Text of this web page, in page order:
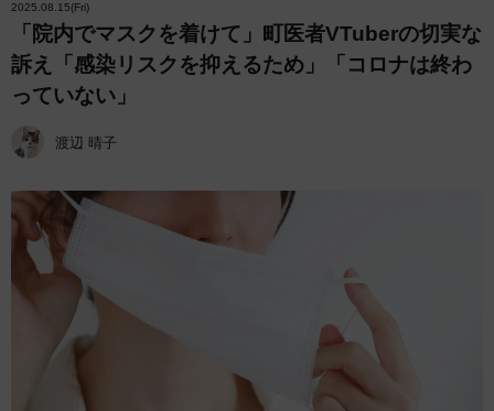
2025.08.15(Fri)
「院内でマスクを着けて」町医者VTuberの切実な
訴え「感染リスクを抑えるため」「コロナは終わ
っていない」
渡辺 晴子